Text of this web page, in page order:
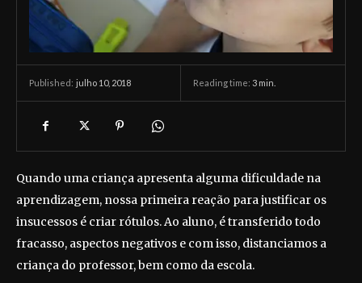
Published: julho 10, 2018 Reading time: 3 min.
Quando uma criança apresenta alguma dificuldade na
aprendizagem, nossa primeira reação para justificar os
insucessos é criar rótulos. Ao aluno, é transferido todo
fracasso, aspectos negativos e com isso, distanciamos a
criança do professor, bem como da escola.